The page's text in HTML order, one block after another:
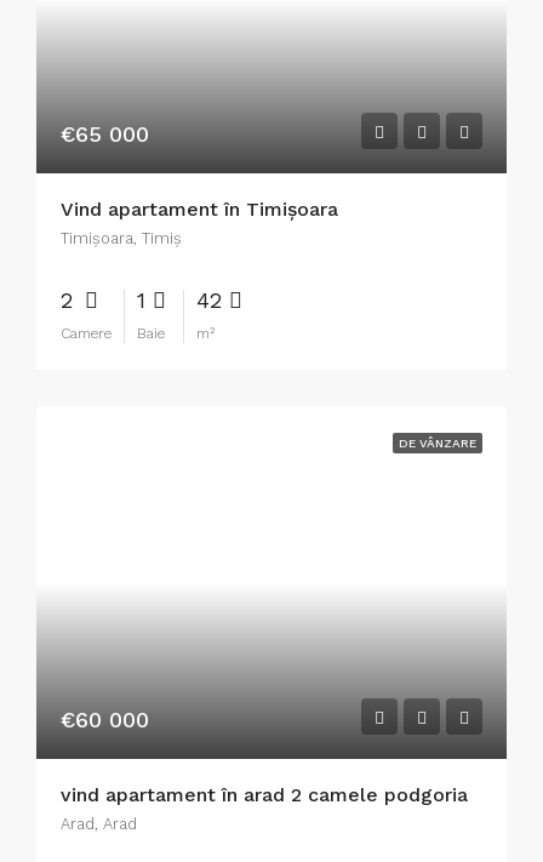
€65 000
Vind apartament în Timișoara
Timişoara, Timiș
2
Camere
1
Baie
42
m²
DE VÂNZARE
€60 000
vind apartament în arad 2 camele podgoria
Arad, Arad